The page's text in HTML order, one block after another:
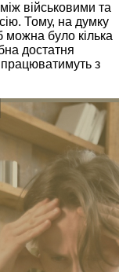
військовими та
Тому, на думку
можна було кілька
достатня
працюватимуть з